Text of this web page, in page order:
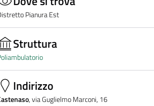
Pianura Est
Struttura
Indirizzo
, via Guglielmo Marconi, 16